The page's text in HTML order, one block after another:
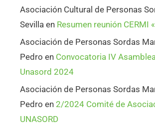
Asociación Cultural de Personas
Sevilla en Resumen reunión CERMI
Asociación de Personas Sordas
Pedro en Convocatoria IV
Unasord 2024
Asociación de Personas Sordas
Pedro en 2/2024 Comité de
UNASORD